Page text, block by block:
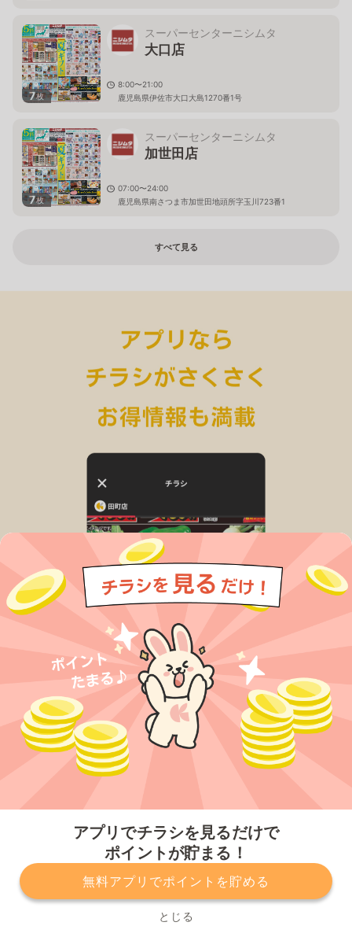
アプリでチラシを見るだけで
ポイントが貯まる！
無料アプリでポイントを貯める
とじる
7枚
スーパーセンターニシムタ
大口店
8:00〜21:00
鹿児島県伊佐市大口大島1270番1号
7枚
スーパーセンターニシムタ
加世田店
07:00〜24:00
鹿児島県南さつま市加世田地頭所字玉川723番1
すべて見る
プライバシーポリシー 利用規約
運営会社
サービスに関してのお問い合わせ